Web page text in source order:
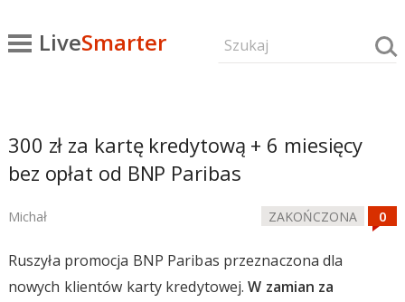
LiveSmarter
300 zł za kartę kredytową + 6 miesięcy
bez opłat od BNP Paribas
Michał ZAKOŃCZONA
Ruszyła promocja BNP Paribas przeznaczona dla
nowych klientów karty kredytowej.W zamian za